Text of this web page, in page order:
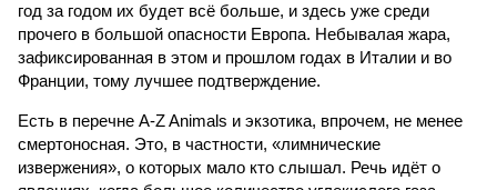
год за годом их будет всё больше, и здесь уже среди
прочего в большой опасности Европа. Небывалая жара,
зафиксированная в этом и прошлом годах в Италии и во
Франции, тому лучшее подтверждение.
Есть в перечне A-Z Animals и экзотика, впрочем, не менее
смертоносная. Это, в частности, «лимнические
извержения», о которых мало кто слышал. Речь идёт о